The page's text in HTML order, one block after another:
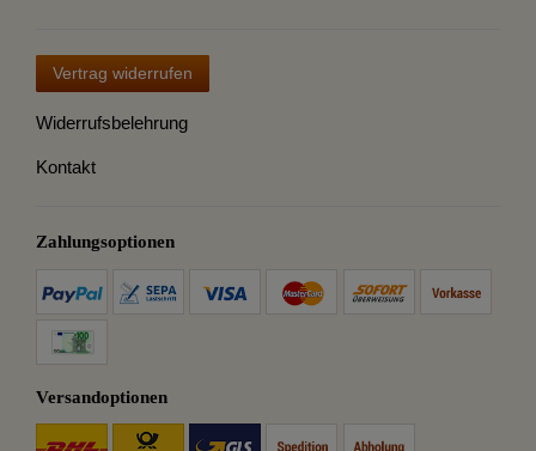
Vertrag widerrufen
Widerrufsbelehrung
Kontakt
Zahlungsoptionen
Versandoptionen